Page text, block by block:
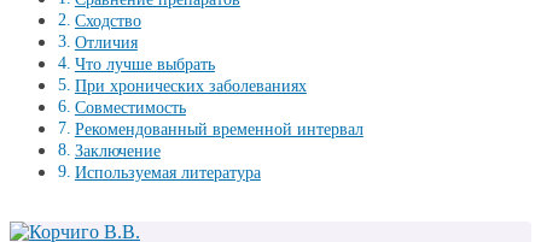
Сходство
Отличия
Что лучше выбрать
При хронических заболеваниях
Совместимость
Рекомендованный временной интервал
Заключение
Используемая литература